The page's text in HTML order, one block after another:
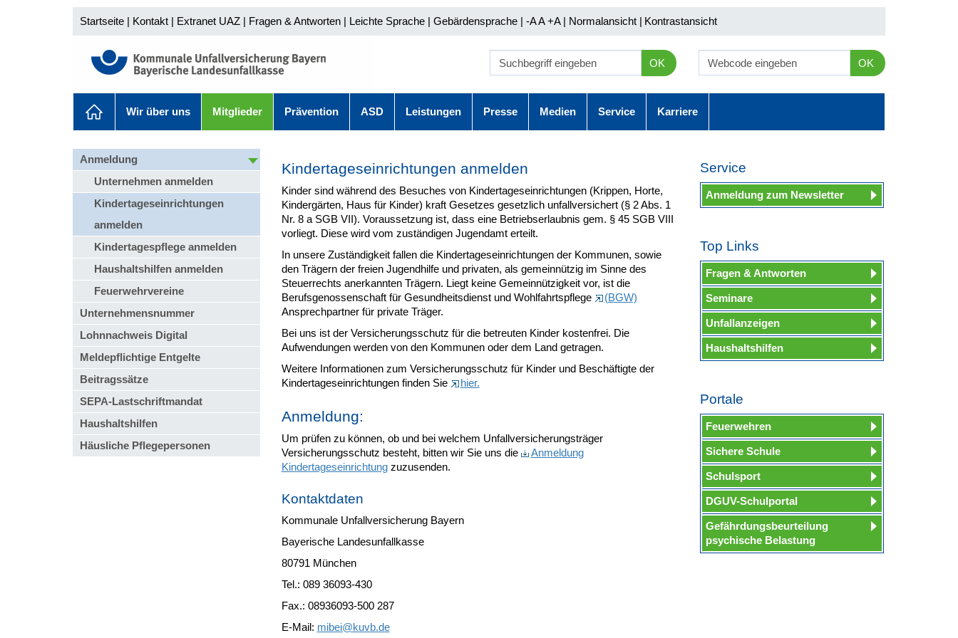
Startseite | Kontakt | Extranet UAZ | Fragen & Antworten | Leichte Sprache | Gebärdensprache | -A A+A | Normalansicht | Kontrastansicht
OK OK
Wir über uns Mitglieder Prävention ASD Leistungen Presse Medien Service Karriere
Anmeldung
Unternehmen anmelden
Kindertageseinrichtungen
anmelden
Kindertagespflege anmelden
Haushaltshilfen anmelden
Feuerwehrvereine
Unternehmensnummer
Lohnnachweis Digital
Meldepflichtige Entgelte
Beitragssätze
SEPA-Lastschriftmandat
Haushaltshilfen
Häusliche Pflegepersonen
Kindertageseinrichtungen anmelden
Kinder sind während des Besuches von Kindertageseinrichtungen (Krippen, Horte,
Kindergärten, Haus für Kinder) kraft Gesetzes gesetzlich unfallversichert (§ 2 Abs. 1
Nr. 8 a SGB VII). Voraussetzung ist, dass eine Betriebserlaubnis gem. § 45 SGB VIII
vorliegt. Diese wird vom zuständigen Jugendamt erteilt.
In unsere Zuständigkeit fallen die Kindertageseinrichtungen der Kommunen, sowie
den Trägern der freien Jugendhilfe und privaten, als gemeinnützig im Sinne des
Steuerrechts anerkannten Trägern. Liegt keine Gemeinnützigkeit vor, ist die
Berufsgenossenschaft für Gesundheitsdienst und Wohlfahrtspflege
(BGW)
Ansprechpartner für private Träger.
Bei uns ist der Versicherungsschutz für die betreuten Kinder kostenfrei. Die
Aufwendungen werden von den Kommunen oder dem Land getragen.
Weitere Informationen zum Versicherungsschutz für Kinder und Beschäftigte der
Kindertageseinrichtungen finden Sie
hier.
Anmeldung:
Um prüfen zu können, ob und bei welchem Unfallversicherungsträger
Versicherungsschutz besteht, bitten wir Sie uns die
Anmeldung
Kindertageseinrichtungzuzusenden.
Kontaktdaten
Kommunale Unfallversicherung Bayern
Bayerische Landesunfallkasse
80791 München
Tel.: 089 36093-430
Fax.: 08936093-500 287
E-Mail: mibei@kuvb.de
Service
Anmeldung zum Newsletter
Top Links
Fragen & Antworten
Seminare
Unfallanzeigen
Haushaltshilfen
Portale
Feuerwehren
Sichere Schule
Schulsport
DGUV-Schulportal
Gefährdungsbeurteilung
psychische Belastung